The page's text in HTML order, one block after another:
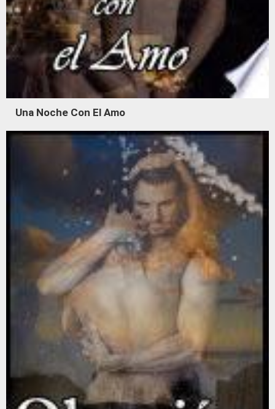
Una Noche Con El Amo